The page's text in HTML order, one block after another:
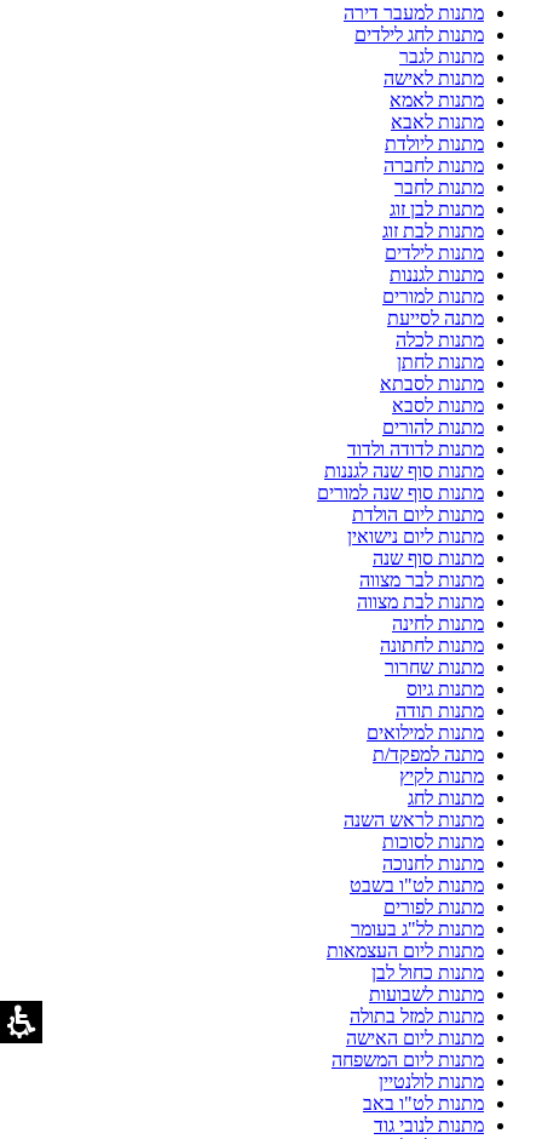
מתנות למעבר דירה
מתנות לחג לילדים
מתנות לגבר
מתנות לאישה
מתנות לאמא
מתנות לאבא
מתנות ליולדת
מתנות לחברה
מתנות לחבר
מתנות לבן זוג
מתנות לבת זוג
מתנות לילדים
מתנות לגננות
מתנות למורים
מתנה לסייעת
מתנות לכלה
מתנות לחתן
מתנות לסבתא
מתנות לסבא
מתנות להורים
מתנות לדודה ולדוד
מתנות סוף שנה לגננות
מתנות סוף שנה למורים
מתנות ליום הולדת
מתנות ליום נישואין
מתנות סוף שנה
מתנות לבר מצווה
מתנות לבת מצווה
מתנות לחינה
מתנות לחתונה
מתנות שחרור
מתנות גיוס
מתנות תודה
מתנות למילואים
מתנה למפקד/ת
מתנות לקיץ
מתנות לחג
מתנות לראש השנה
מתנות לסוכות
מתנות לחנוכה
מתנות לט"ו בשבט
מתנות לפורים
מתנות לל"ג בעומר
מתנות ליום העצמאות
מתנות כחול לבן
מתנות לשבועות
מתנות למזל בתולה
מתנות ליום האישה
מתנות ליום המשפחה
מתנות לולנטיין
מתנות לט"ו באב
מתנות לנובי גוד